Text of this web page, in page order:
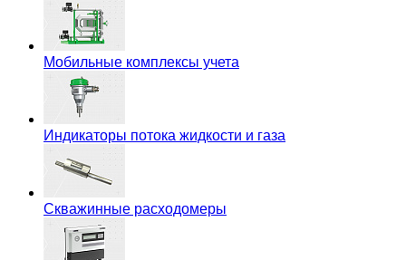
Мобильные комплексы учета
Индикаторы потока жидкости и газа
Скважинные расходомеры